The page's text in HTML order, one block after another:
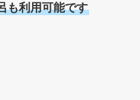
も利用可能です